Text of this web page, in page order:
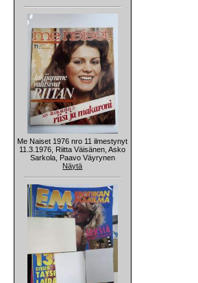
Me Naiset 1976 nro 11 ilmestynyt
11.3.1976, Riitta Väisänen, Asko
Sarkola, Paavo Väyrynen
Näytä